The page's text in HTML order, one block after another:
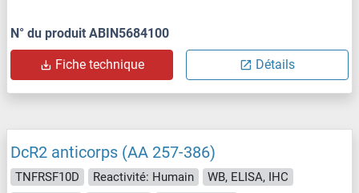
N° du produit ABIN5684100
Fiche technique Détails
DcR2 anticorps (AA 257-386)
TNFRSF10D Reactivité: Humain
WB, ELISA, IHC